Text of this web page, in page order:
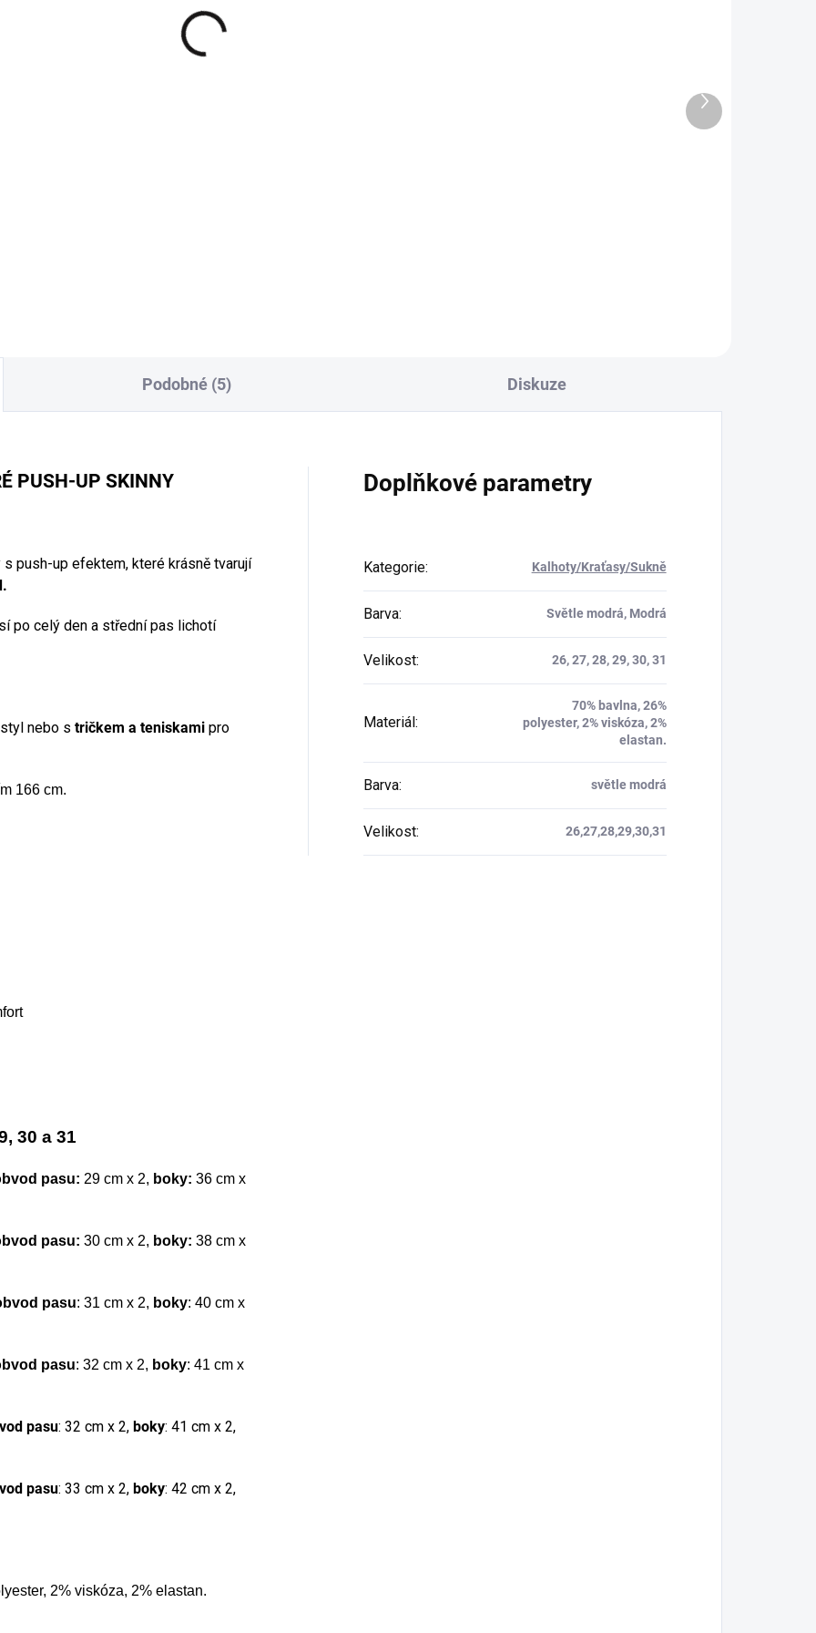
Další
produkt
Podobné (5) Diskuze
PUSH-UP SKINNY
push-up efektem, které krásně tvarují
po celý den a střední pas lichotí
nebo s tričkem a teniskami pro
166 cm.
30 a 31
pasu: 29 cm x 2, boky: 36 cm x
pasu: 30 cm x 2, boky: 38 cm x
pasu: 31 cm x 2, boky: 40 cm x
pasu: 32 cm x 2, boky: 41 cm x
pasu: 32 cm x 2, boky: 41 cm x 2,
pasu: 33 cm x 2, boky: 42 cm x 2,
2% viskóza, 2% elastan.
Doplňkové parametry
Kategorie: Kalhoty/Kraťasy/Sukně
Barva: Světle modrá, Modrá
Velikost: 26, 27, 28, 29, 30, 31
Materiál:
70% bavlna, 26%
polyester, 2% viskóza, 2%
elastan.
Barva: světle modrá
Velikost: 26,27,28,29,30,31